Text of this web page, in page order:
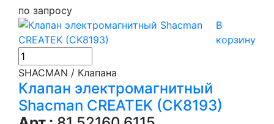
по запросу
В
корзину
SHACMAN / Клапана
Клапан электромагнитный
Shacman CREATEK (CK8193)